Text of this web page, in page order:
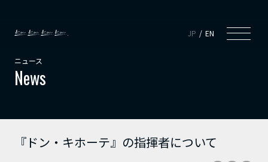
JP EN
ニュース
News
『ドン・キホーテ』の指揮者について